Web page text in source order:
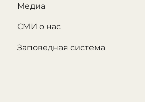
Медиа
СМИ о нас
Заповедная система